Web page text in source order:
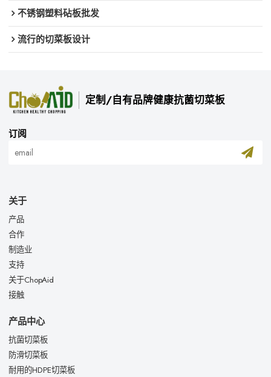
不锈钢塑料砧板批发
流行的切菜板设计
定制/自有品牌健康抗菌切菜板
订阅
关于
产品
合作
制造业
支持
关于ChopAid
接触
产品中心
抗菌切菜板
防滑切菜板
耐用的HDPE切菜板